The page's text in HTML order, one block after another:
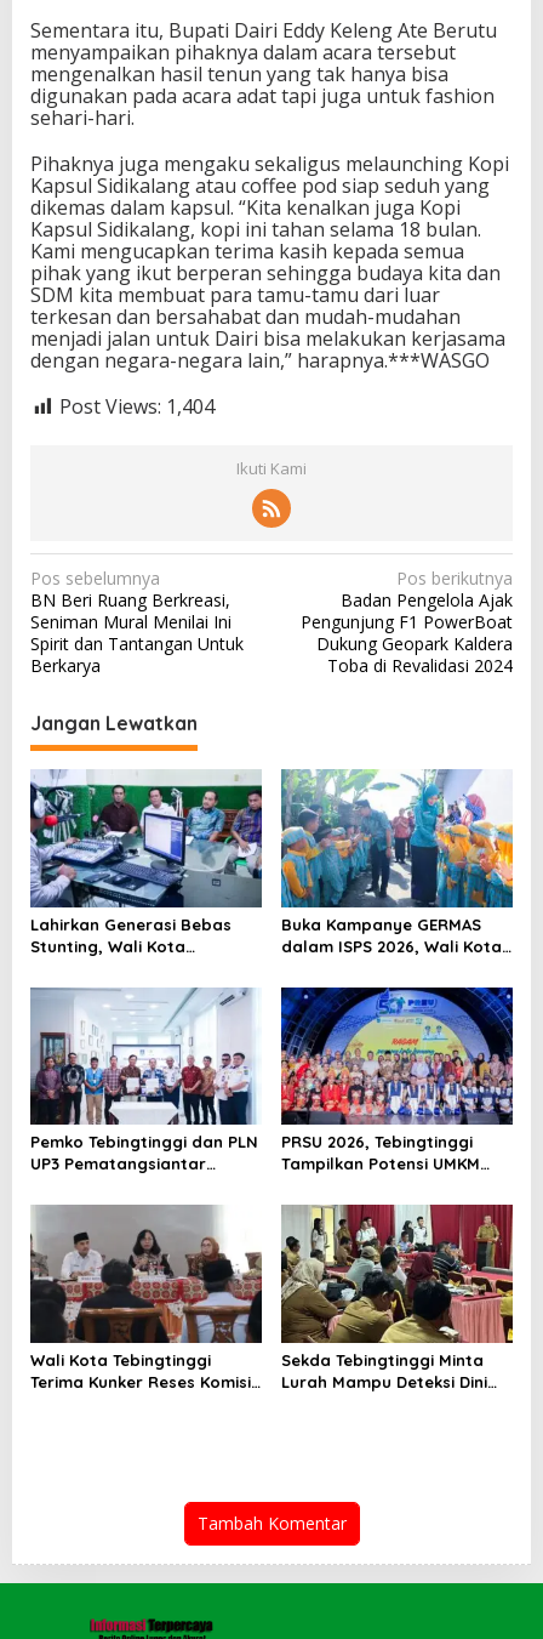
Sementara itu, Bupati Dairi Eddy Keleng Ate Berutu
menyampaikan pihaknya dalam acara tersebut
mengenalkan hasil tenun yang tak hanya bisa
digunakan pada acara adat tapi juga untuk fashion
sehari-hari.
Pihaknya juga mengaku sekaligus melaunching Kopi
Kapsul Sidikalang atau coffee pod siap seduh yang
dikemas dalam kapsul. “Kita kenalkan juga Kopi
Kapsul Sidikalang, kopi ini tahan selama 18 bulan.
Kami mengucapkan terima kasih kepada semua
pihak yang ikut berperan sehingga budaya kita dan
SDM kita membuat para tamu-tamu dari luar
terkesan dan bersahabat dan mudah-mudahan
menjadi jalan untuk Dairi bisa melakukan kerjasama
dengan negara-negara lain,” harapnya.***WASGO
Post Views: 1,404
Ikuti Kami
N
a
v
i
g
a
s
i
p
o
s
Pos sebelumnya
BN Beri Ruang Berkreasi,
Seniman Mural Menilai Ini
Spirit dan Tantangan Untuk
Berkarya
Pos berikutnya
Badan Pengelola Ajak
Pengunjung F1 PowerBoat
Dukung Geopark Kaldera
Toba di Revalidasi 2024
Jangan Lewatkan
Lahirkan Generasi Bebas
Stunting, Wali Kota
Optimalisasi SP3 Catin
Buka Kampanye GERMAS
dalam ISPS 2026, Wali Kota
Penurunan Stunting
Pemko Tebingtinggi dan PLN
UP3 Pematangsiantar
Energi
PRSU 2026, Tebingtinggi
Tampilkan Potensi UMKM
Wali Kota Tebingtinggi
Terima Kunker Reses Komisi
Sekda Tebingtinggi Minta
Lurah Mampu Deteksi Dini
Tambah Komentar